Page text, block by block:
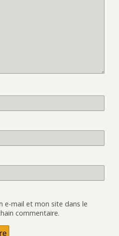
e-mail et mon site dans le
commentaire.